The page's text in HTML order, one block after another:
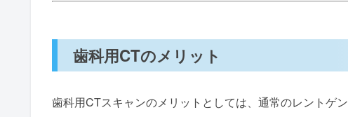
歯科用CTのメリット
歯科用CTスキャンのメリットとしては、通常のレントゲ